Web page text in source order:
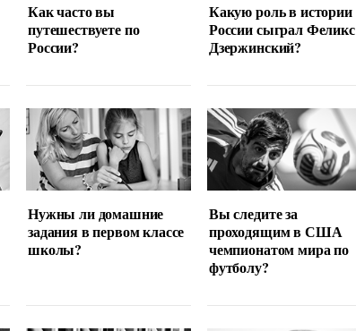
Как часто вы
путешествуете по
России?
Какую роль в истории
России сыграл Феликс
Дзержинский?
Нужны ли домашние
задания в первом классе
школы?
Вы следите за
проходящим в США
чемпионатом мира по
футболу?